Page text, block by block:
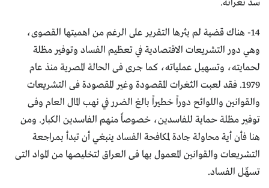
سد ثغراته.
14- هناك قضية لم يثرها التقرير على الرغم من اهميتها القصوى،
وهي دور التشريعات الاقتصادية في تعظيم الفساد وتوفير مظلة
لحمايته، وتسهيل عملياته، كما جرى فى الحالة المصرية منذ عام
1979. فقد لعبت الثغرات المقصودة وغير المقصودة فى التشريعات
والقوانين واللوائح دوراً خطيراً بالغ الضرر في نهب المال العام وفى
توفير مظلة حماية للفاسدين، خصوصاً منهم الفاسدين الكبار. ومن
هنا فأن أية محاولة جادة لمكافحة الفساد ينبغي أن تبدأ بمراجعة
التشريعات والقوانين المعمول بها فى العراق لتخليصها من المواد التى
تسهِّل الفساد.